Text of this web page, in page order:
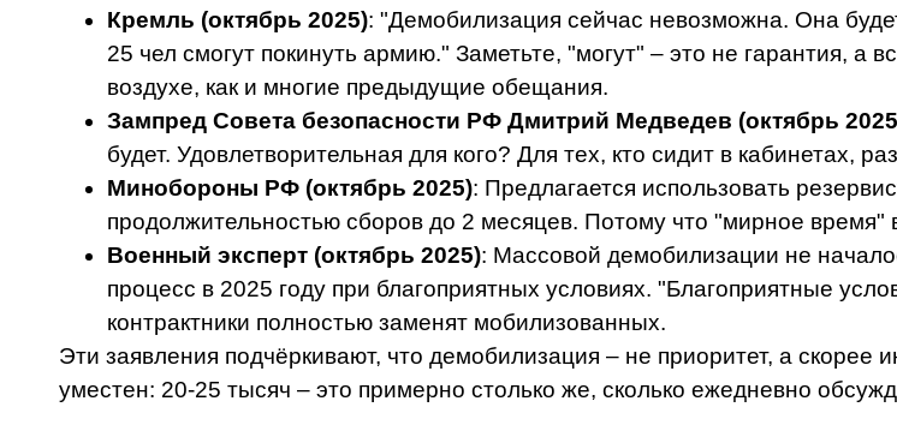
Кремль (октябрь 2025): "Демобилизация сейчас невозможна. Она
25 чел смогут покинуть армию." Заметьте, "могут" – это не гарантия, а
воздухе, как и многие предыдущие обещания.
Зампред Совета безопасности РФ Дмитрий Медведев (октябрь
будет. Удовлетворительная для кого? Для тех, кто сидит в кабинетах,
Минобороны РФ (октябрь 2025): Предлагается использовать
продолжительностью сборов до 2 месяцев. Потому что "мирное
Военный эксперт (октябрь 2025): Массовой демобилизации не
процесс в 2025 году при благоприятных условиях. "Благоприятные
контрактники полностью заменят мобилизованных.
Эти заявления подчёркивают, что демобилизация – не приоритет, а
уместен: 20-25 тысяч – это примерно столько же, сколько ежедневно